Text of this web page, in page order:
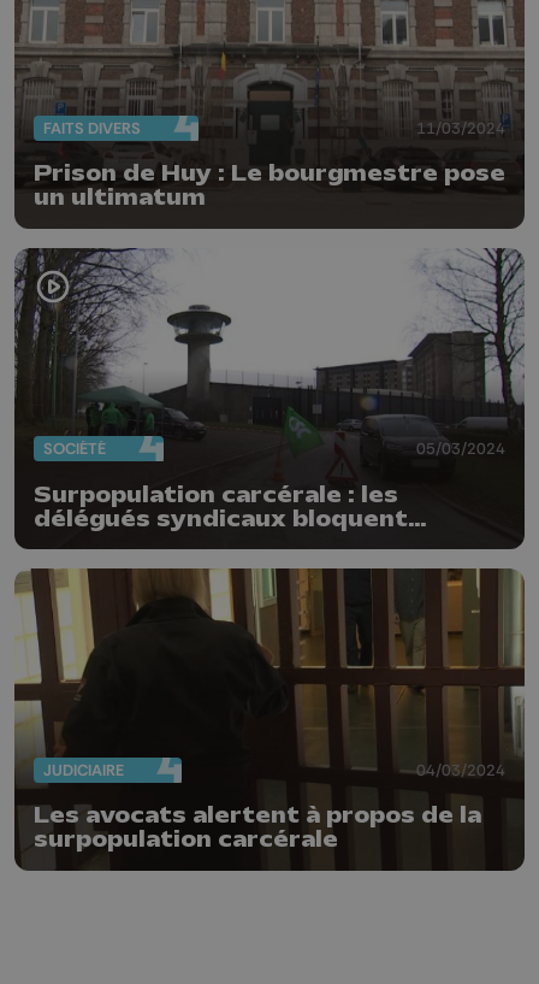
FAITS DIVERS 11/03/2024
Prison de Huy : Le bourgmestre pose
un ultimatum
SOCIÉTÉ 05/03/2024
Surpopulation carcérale : les
délégués syndicaux bloquent
l'entrée de la prison de Lantin
JUDICIAIRE 04/03/2024
Les avocats alertent à propos de la
surpopulation carcérale